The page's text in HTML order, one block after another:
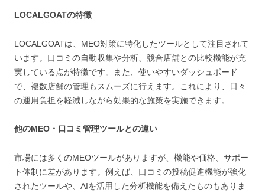
LOCALGOATの特徴
LOCALGOATは、MEO対策に特化したツールとして注目されて
います。口コミの自動収集や分析、競合店舗との比較機能が充
実している点が特徴です。また、使いやすいダッシュボード
で、複数店舗の管理もスムーズに行えます。これにより、日々
の運用負担を軽減しながら効果的な施策を実施できます。
他のMEO・口コミ管理ツールとの違い
市場には多くのMEOツールがありますが、機能や価格、サポー
ト体制に差があります。例えば、口コミの投稿促進機能が強化
されたツールや、AIを活用した分析機能を備えたものもありま